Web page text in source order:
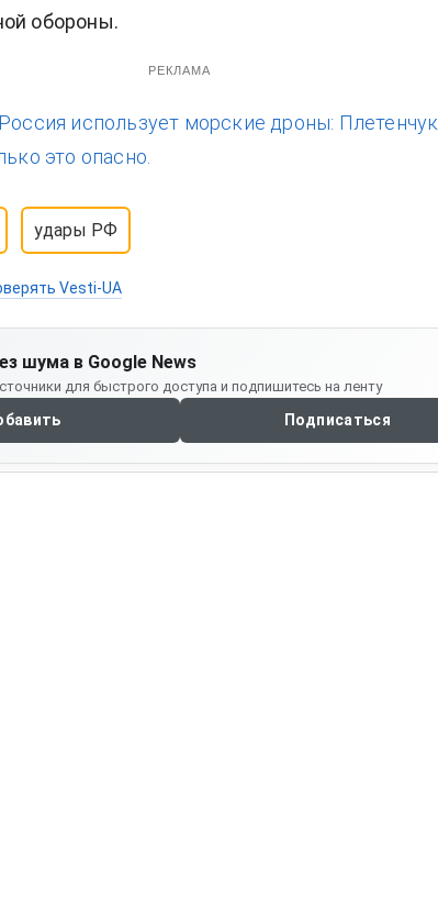
обороны.
РЕКЛАМА
Россия использует морские дроны: Плетенчук
это опасно.
удары РФ
Vesti-UA
шума в Google News
для быстрого доступа и подпишитесь на ленту
Подписаться